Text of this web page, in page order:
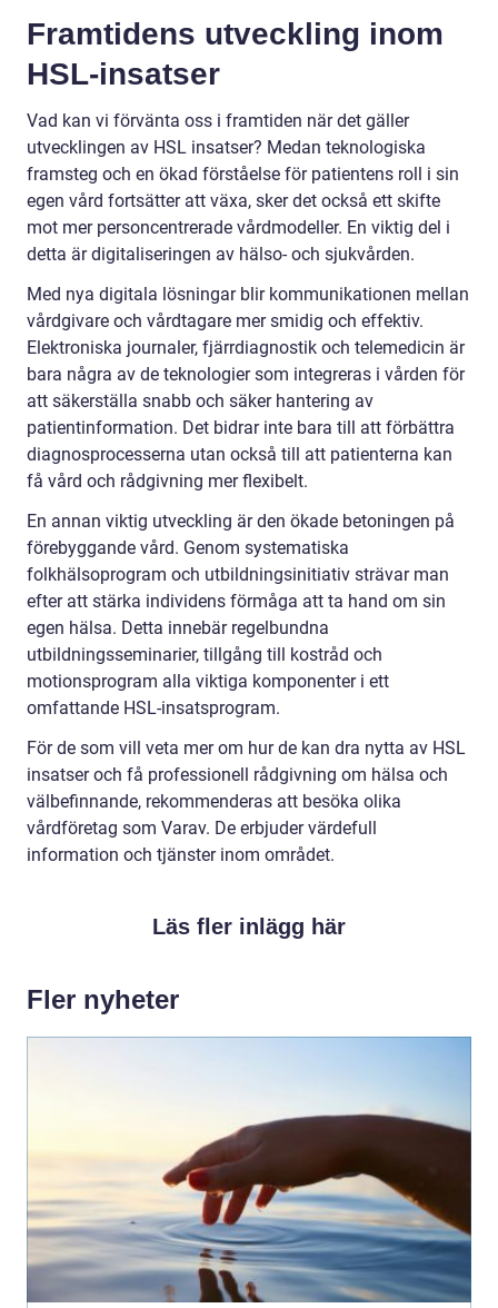
Framtidens utveckling inom
HSL-insatser
Vad kan vi förvänta oss i framtiden när det gäller
utvecklingen av HSL insatser? Medan teknologiska
framsteg och en ökad förståelse för patientens roll i sin
egen vård fortsätter att växa, sker det också ett skifte
mot mer personcentrerade vårdmodeller. En viktig del i
detta är digitaliseringen av hälso- och sjukvården.
Med nya digitala lösningar blir kommunikationen mellan
vårdgivare och vårdtagare mer smidig och effektiv.
Elektroniska journaler, fjärrdiagnostik och telemedicin är
bara några av de teknologier som integreras i vården för
att säkerställa snabb och säker hantering av
patientinformation. Det bidrar inte bara till att förbättra
diagnosprocesserna utan också till att patienterna kan
få vård och rådgivning mer flexibelt.
En annan viktig utveckling är den ökade betoningen på
förebyggande vård. Genom systematiska
folkhälsoprogram och utbildningsinitiativ strävar man
efter att stärka individens förmåga att ta hand om sin
egen hälsa. Detta innebär regelbundna
utbildningsseminarier, tillgång till kostråd och
motionsprogram alla viktiga komponenter i ett
omfattande HSL-insatsprogram.
För de som vill veta mer om hur de kan dra nytta av HSL
insatser och få professionell rådgivning om hälsa och
välbefinnande, rekommenderas att besöka olika
vårdföretag som Varav. De erbjuder värdefull
information och tjänster inom området.
Läs fler inlägg här
Fler nyheter